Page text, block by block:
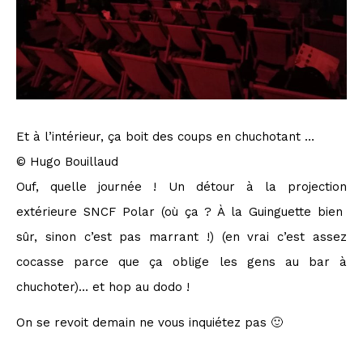
Et à l’intérieur, ça boit des coups en chuchotant …
© Hugo Bouillaud
Ouf, quelle journée ! Un détour à la projection
extérieure SNCF Polar (où ça ? À la Guinguette bien
sûr, sinon c’est pas marrant !) (en vrai c’est assez
cocasse parce que ça oblige les gens au bar à
chuchoter)… et hop au dodo !
On se revoit demain ne vous inquiétez pas 🙂